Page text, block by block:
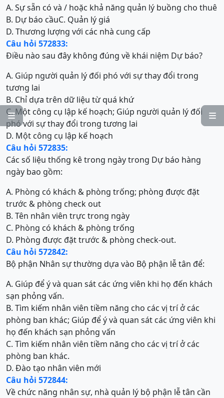


A. Sự sẵn có và / hoặc khả năng quản lý buồng cho thuê
B. Dự báo cầuC. Quản lý giá
D. Thương lượng với các nhà cung cấp
Câu hỏi 572833:
Điều nào sau đây không đúng về khái niệm Dự báo?
A. Giúp người quản lý đối phó với sự thay đổi trong
tương lai
B. Chỉ dựa trên dữ liệu từ quá khứ
C. Một công cụ lập kế hoạch; Giúp người quản lý đối
phó với sự thay đổi trong tương lai
D. Một công cụ lập kế hoạch
Câu hỏi 572835:
Các số liệu thống kê trong ngày trong Dự báo hàng
ngày bao gồm:
A. Phòng có khách & phòng trống; phòng được đặt
trước & phòng check out
B. Tên nhân viên trực trong ngày
C. Phòng có khách & phòng trống
D. Phòng được đặt trước & phòng check-out.
Câu hỏi 572842:
Bộ phận Nhân sự thường dựa vào Bộ phận lễ tân để:
A. Giúp để ý và quan sát các ứng viên khi họ đến khách
sạn phỏng vấn.
B. Tìm kiếm nhân viên tiềm năng cho các vị trí ở các
phòng ban khác; Giúp để ý và quan sát các ứng viên khi
họ đến khách sạn phỏng vấn
C. Tìm kiếm nhân viên tiềm năng cho các vị trí ở các
phòng ban khác.
D. Đào tạo nhân viên mới
Câu hỏi 572844:
Về chức năng nhân sự, nhà quản lý bộ phận lễ tân cần